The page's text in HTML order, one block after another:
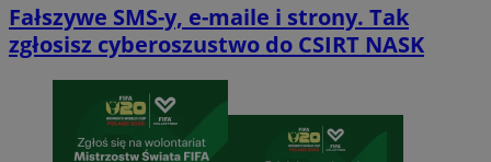
Fałszywe SMS-y, e-maile i strony. Tak
zgłosisz cyberoszustwo do CSIRT NASK